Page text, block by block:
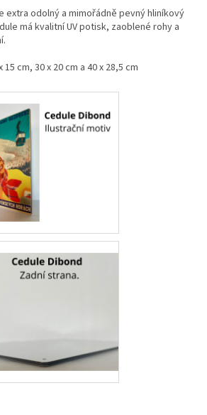
extra odolný a mimořádně pevný hliníkový
má kvalitní UV potisk, zaoblené rohy a
15 cm, 30 x 20 cm a 40 x 28,5 cm